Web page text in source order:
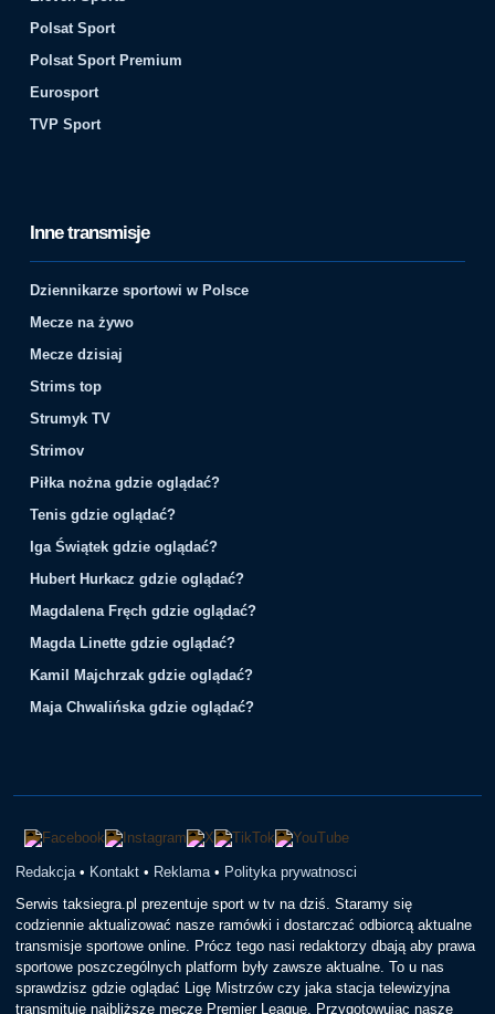
Polsat Sport
Polsat Sport Premium
Eurosport
TVP Sport
Inne transmisje
Dziennikarze sportowi w Polsce
Mecze na żywo
Mecze dzisiaj
Strims top
Strumyk TV
Strimov
Piłka nożna gdzie oglądać?
Tenis gdzie oglądać?
Iga Świątek gdzie oglądać?
Hubert Hurkacz gdzie oglądać?
Magdalena Fręch gdzie oglądać?
Magda Linette gdzie oglądać?
Kamil Majchrzak gdzie oglądać?
Maja Chwalińska gdzie oglądać?
Redakcja • Kontakt • Reklama • Polityka prywatnosci
Serwis taksiegra.pl prezentuje sport w tv na dziś. Staramy się
codziennie aktualizować nasze ramówki i dostarczać odbiorcą aktualne
transmisje sportowe online. Prócz tego nasi redaktorzy dbają aby prawa
sportowe poszczególnych platform były zawsze aktualne. To u nas
sprawdzisz gdzie oglądać Ligę Mistrzów czy jaka stacja telewizyjna
transmituje najbliższe mecze Premier League. Przygotowując nasze